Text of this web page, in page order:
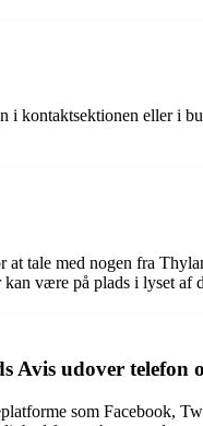
i kontaktsektionen eller i
tale med nogen fra
være på plads i lyset af
udover telefon
som Facebook,